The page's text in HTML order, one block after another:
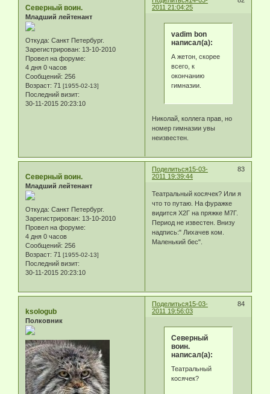
2011 21:04:25
Северный воин.
Младший лейтенант
Откуда: Санкт Петербург.
Зарегистрирован: 13-10-2010
Провел на форуме:
4 дня 0 часов
Сообщений: 256
Возраст: 71 [1955-02-13]
Последний визит:
30-11-2015 20:23:10
vadim bon
написал(а):
А жетон, скорее
всего, к
окончанию
гимназии.
Николай, коллега прав, но
номер гимназии увы
неизвестен.
Поделиться 83
15-03-
2011 19:39:44
Северный воин.
Младший лейтенант
Откуда: Санкт Петербург.
Зарегистрирован: 13-10-2010
Провел на форуме:
4 дня 0 часов
Сообщений: 256
Возраст: 71 [1955-02-13]
Последний визит:
30-11-2015 20:23:10
Театральный косячек? Или я
что то путаю. На фуражке
видится Х2Г на пряжке М7Г.
Период не известен. Внизу
надпись:" Лихачев ком.
Маленький бес".
Поделиться 84
15-03-
2011 19:56:03
ksologub
Полковник
Северный
воин.
написал(а):
Театральный
косячек?